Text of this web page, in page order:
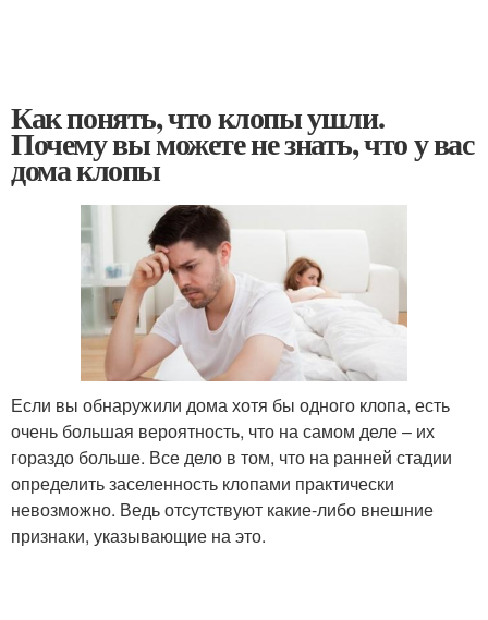
Как понять, что клопы ушли.
Почему вы можете не знать, что у вас
дома клопы
Если вы обнаружили дома хотя бы одного клопа, есть
очень большая вероятность, что на самом деле – их
гораздо больше. Все дело в том, что на ранней стадии
определить заселенность клопами практически
невозможно. Ведь отсутствуют какие-либо внешние
признаки, указывающие на это.